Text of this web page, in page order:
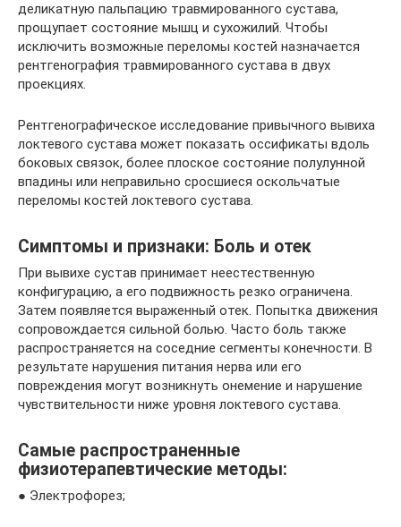
деликатную пальпацию травмированного сустава,
прощупает состояние мышц и сухожилий. Чтобы
исключить возможные переломы костей назначается
рентгенография травмированного сустава в двух
проекциях.
Рентгенографическое исследование привычного вывиха
локтевого сустава может показать оссификаты вдоль
боковых связок, более плоское состояние полулунной
впадины или неправильно сросшиеся оскольчатые
переломы костей локтевого сустава.
Симптомы и признаки: Боль и отек
При вывихе сустав принимает неестественную
конфигурацию, а его подвижность резко ограничена.
Затем появляется выраженный отек. Попытка движения
сопровождается сильной болью. Часто боль также
распространяется на соседние сегменты конечности. В
результате нарушения питания нерва или его
повреждения могут возникнуть онемение и нарушение
чувствительности ниже уровня локтевого сустава.
Самые распространенные
физиотерапевтические методы:
● Электрофорез;